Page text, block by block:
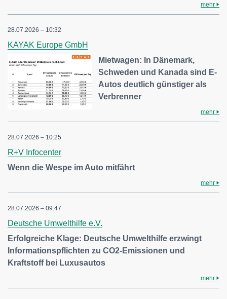
mehr
28.07.2026 – 10:32
KAYAK Europe GmbH
Mietwagen: In Dänemark,
Schweden und Kanada sind E-
Autos deutlich günstiger als
Verbrenner
mehr
28.07.2026 – 10:25
R+V Infocenter
Wenn die Wespe im Auto mitfährt
mehr
28.07.2026 – 09:47
Deutsche Umwelthilfe e.V.
Erfolgreiche Klage: Deutsche Umwelthilfe erzwingt
Informationspflichten zu CO2-Emissionen und
Kraftstoff bei Luxusautos
mehr